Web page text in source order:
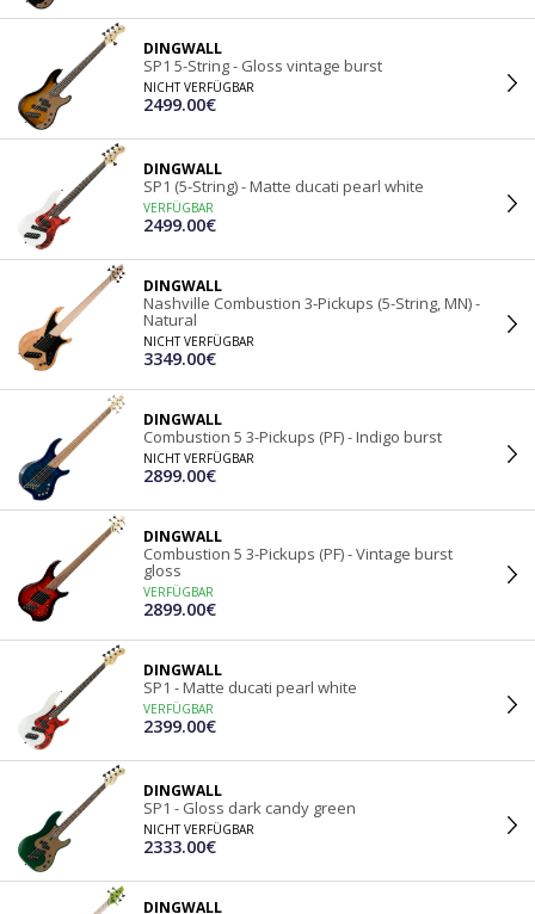
DINGWALL
SP1 5-String - Gloss vintage burst
NICHT VERFÜGBAR
2499.00€
DINGWALL
SP1 (5-String) - Matte ducati pearl white
VERFÜGBAR
2499.00€
DINGWALL
Nashville Combustion 3-Pickups (5-String, MN) -
Natural
NICHT VERFÜGBAR
3349.00€
DINGWALL
Combustion 5 3-Pickups (PF) - Indigo burst
NICHT VERFÜGBAR
2899.00€
DINGWALL
Combustion 5 3-Pickups (PF) - Vintage burst
gloss
VERFÜGBAR
2899.00€
DINGWALL
SP1 - Matte ducati pearl white
VERFÜGBAR
2399.00€
DINGWALL
SP1 - Gloss dark candy green
NICHT VERFÜGBAR
2333.00€
DINGWALL